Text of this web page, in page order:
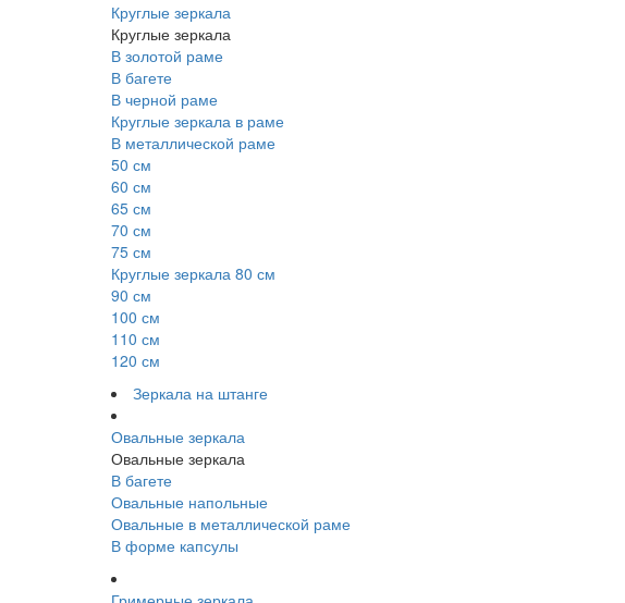
Круглые зеркала
Круглые зеркала
В золотой раме
В багете
В черной раме
Круглые зеркала в раме
В металлической раме
50 см
60 см
65 см
70 см
75 см
Круглые зеркала 80 см
90 см
100 см
110 см
120 см
Зеркала на штанге
Овальные зеркала
Овальные зеркала
В багете
Овальные напольные
Овальные в металлической раме
В форме капсулы